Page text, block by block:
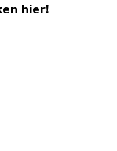
hier!